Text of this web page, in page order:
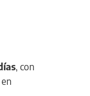
, con